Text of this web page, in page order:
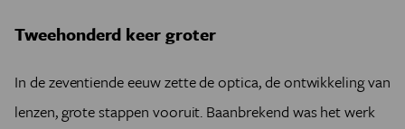
Tweehonderd keer groter
In de zeventiende eeuw zette de optica, de ontwikkeling van
lenzen, grote stappen vooruit. Baanbrekend was het werk